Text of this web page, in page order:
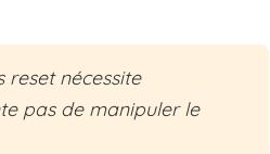
reset nécessite
pas de manipuler le